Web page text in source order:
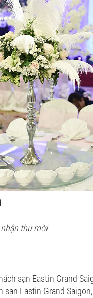
thư mời
sạn Eastin Grand
sạn Eastin Grand